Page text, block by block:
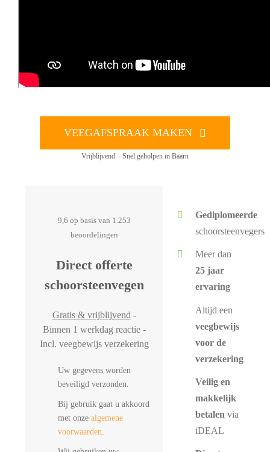
VEEGAFSPRAAK MAKEN
Vrijblijvend – Snel geholpen in Baarn
9,6 op basis van 1.253
beoordelingen
Direct offerte
schoorsteenvegen
Gratis & vrijblijvend -
Binnen 1 werkdag reactie -
Incl. veegbewijs verzekering
Uw gegevens worden
beveiligd verzonden.
Bij gebruik gaat u akkoord
met onze algemene
voorwaarden.
Gediplomeerde
schoorsteenvegers
Meer dan
25 jaar
ervaring
Altijd een
veegbewijs
voor de
verzekering
Veilig en
makkelijk
betalen via
iDEAL